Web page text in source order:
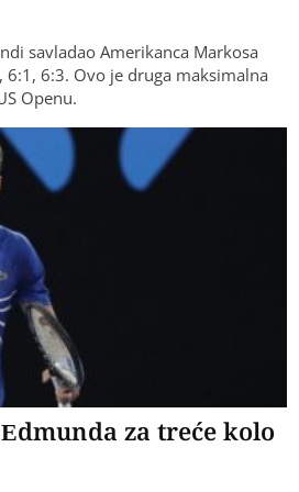
savladao Amerikanca Markosa
6:3. Ovo je druga maksimalna
Openu.
za treće kolo